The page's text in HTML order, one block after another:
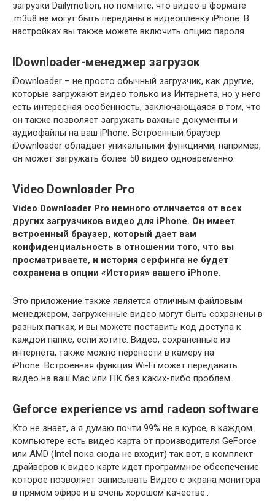
загрузки Dailymotion, но помните, что видео в формате
.m3u8 не могут быть переданы в видеопленку iPhone. В
настройках вы также можете включить опцию пароля.
IDownloader-менеджер загрузок
iDownloader – не просто обычный загрузчик, как другие,
которые загружают видео только из Интернета, но у него
есть интересная особенность, заключающаяся в том, что
он также позволяет загружать важные документы и
аудиофайлы на ваш iPhone. Встроенный браузер
iDownloader обладает уникальными функциями, например,
он может загружать более 50 видео одновременно.
Video Downloader Pro
Video Downloader Pro немного отличается от всех
других загрузчиков видео для iPhone. Он имеет
встроенный браузер, который дает вам
конфиденциальность в отношении того, что вы
просматриваете, и история серфинга не будет
сохранена в опции «История» вашего iPhone.
Это приложение также является отличным файловым
менеджером, загруженные видео могут быть сохранены в
разных папках, и вы можете поставить код доступа к
каждой папке, если хотите. Видео, сохраненные из
интернета, также можно перенести в камеру на
iPhone. Встроенная функция Wi-Fi может передавать
видео на ваш Mac или ПК без каких-либо проблем.
Geforce experience vs amd radeon software
Кто не знает, а я думаю почти 99% не в курсе, в каждом
компьютере есть видео карта от производителя GeForce
или AMD (Intel пока сюда не входит) так вот, в комплект
драйверов к видео карте идет программное обеспечение
которое позволяет записывать Видео с экрана монитора
в прямом эфире и в очень хорошем качестве..